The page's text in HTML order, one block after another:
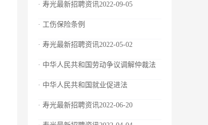
· 寿光最新招聘资讯2022-09-05
· 工伤保险条例
· 寿光最新招聘资讯2022-05-02
· 中华人民共和国劳动争议调解仲裁法
· 中华人民共和国就业促进法
· 寿光最新招聘资讯2022-06-20